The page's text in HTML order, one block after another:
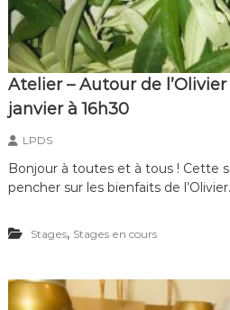
Atelier – Autour de l’Olivier
janvier à 16h30
LPDS
Bonjour à toutes et à tous ! Cette
pencher sur les bienfaits de
Stages, Stages en cours